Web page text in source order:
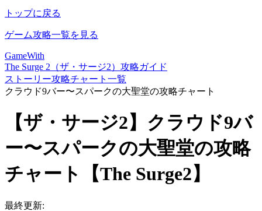
トップに戻る
ゲーム攻略一覧を見る
GameWith
The Surge 2（ザ・サージ2）攻略ガイド
ストーリー攻略チャート一覧
クラウド9バー〜スパークの大聖堂の攻略チャート
【ザ・サージ2】クラウド9バ
ー〜スパークの大聖堂の攻略
チャート【The Surge2】
最終更新: